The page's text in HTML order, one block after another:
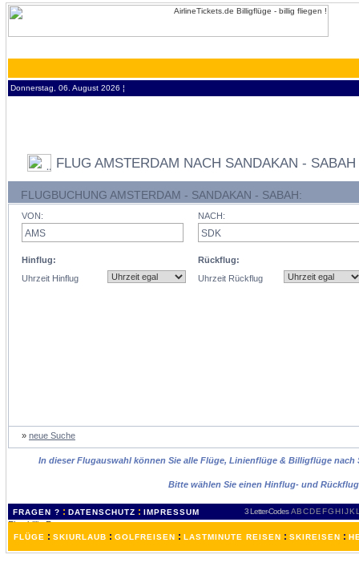
Donnerstag, 06. August 2026 ¦
FLUG AMSTERDAM NACH SANDAKAN - SABAH
FLUGBUCHUNG AMSTERDAM - SANDAKAN - SABAH:
VON:
Hinflug:
Uhrzeit Hinflug
NACH:
Rückflug:
Uhrzeit Rückflug
» neue Suche
In dieser Flugauswahl können Sie alle Flüge, Linienflüge & Billigflüge nach
Bitte wählen Sie einen Hinflug- und
FRAGEN ? : DATENSCHUTZ : IMPRESSUM 3 Letter-Codes ABCDEFGH IJKL
FLÜGE : SKIURLAUB : GOLFREISEN : LASTMINUTE REISEN : SKIREISEN :